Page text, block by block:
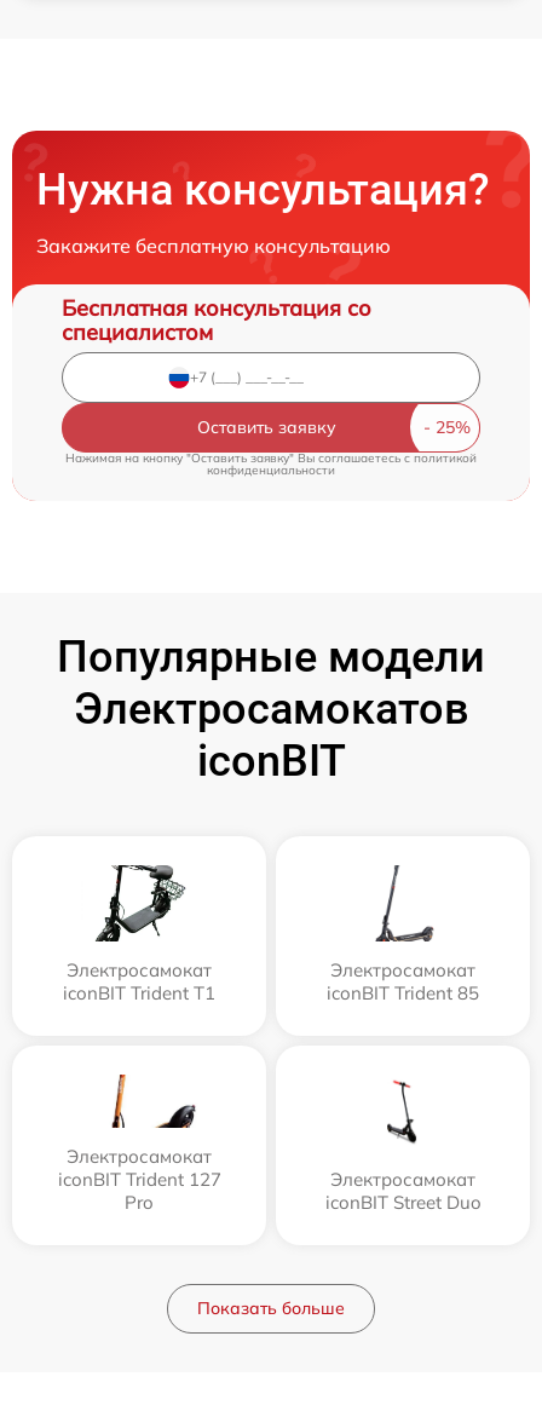
Нужна консультация?
Закажите бесплатную консультацию
Бесплатная консультация со
специалистом
Оставить заявку
Нажимая на кнопку "Оставить заявку" Вы соглашаетесь cполитикой
конфиденциальности
Популярные модели
Электросамокатов
iconBIT
Электросамокат
iconBIT Trident T1
Электросамокат
iconBIT Trident 85
Электросамокат
iconBIT Trident 127
Pro
Электросамокат
iconBIT Street Duo
Показать больше